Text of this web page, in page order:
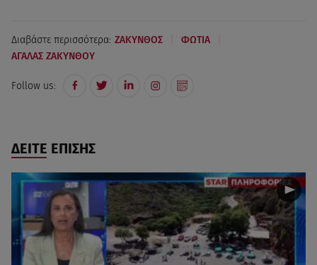
Διαβάστε περισσότερα: ΖΑΚΥΝΘΟΣ ΦΩΤΙΑ
ΑΓΑΛΑΣ ΖΑΚΥΝΘΟΥ
Follow us:
ΔΕΙΤΕ ΕΠΙΣΗΣ